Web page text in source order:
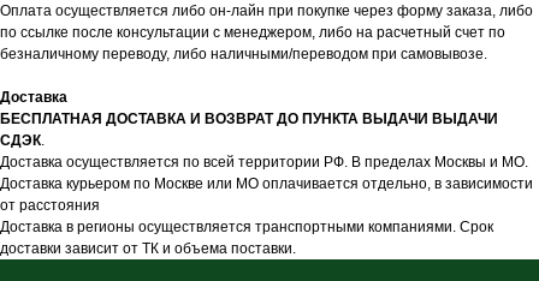
Оплата осуществляется либо он-лайн при покупке через форму заказа, либо
по ссылке после консультации с менеджером, либо на расчетный счет по
безналичному переводу, либо наличными/переводом при самовывозе.
Доставка
БЕСПЛАТНАЯ ДОСТАВКА И ВОЗВРАТ ДО ПУНКТА ВЫДАЧИ ВЫДАЧИ
СДЭК.
Доставка осуществляется по всей территории РФ. В пределах Москвы и МО.
Доставка курьером по Москве или МО оплачивается отдельно, в зависимости
от расстояния
Доставка в регионы осуществляется транспортными компаниями. Срок
доставки зависит от ТК и объема поставки.